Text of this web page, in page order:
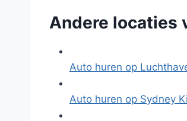
Andere locaties
Auto huren op
Auto huren op Sydney